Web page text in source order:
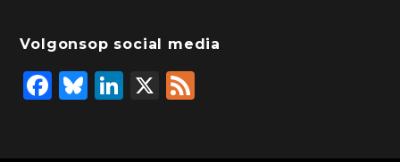
Volgonsop social media
F
Bl
Li
X